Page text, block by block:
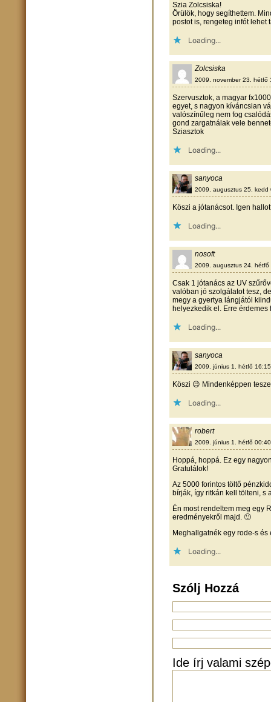
Szia Zolcsiska!
Örülök, hogy segíthettem.
postot is, rengeteg infót lehet
Loading...
Zolcsiska
2009. november 23. hétfő
Szervusztok, a magyar
egyet, s nagyon kíváncsian
valószínűleg nem fog
gond zargatnálak vele
Sziasztok
Loading...
sanyoca
2009. augusztus 25. kedd
Köszi a jótanácsot. Igen
Loading...
nosoft
2009. augusztus 24. hétfő
Csak 1 jótanács az UV
valóban jó szolgálatot tesz,
megy a gyertya lángjától
helyezkedik el. Erre
Loading...
sanyoca
2009. június 1. hétfő 16:15
Köszi 😉 Mindenképpen
Loading...
robert
2009. június 1. hétfő 00:40
Hoppá, hoppá. Ez egy
Gratulálok!
Az 5000 forintos töltő
bírják, így ritkán kell tölteni, s
Én most rendeltem meg egy
eredményekről majd. 🙂
Meghallgatnék egy rode-s
Loading...
Szólj Hozzá
Ide írj valami